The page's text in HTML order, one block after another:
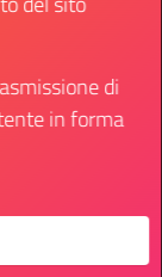
di
in forma